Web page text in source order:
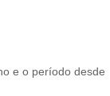
e o período desde